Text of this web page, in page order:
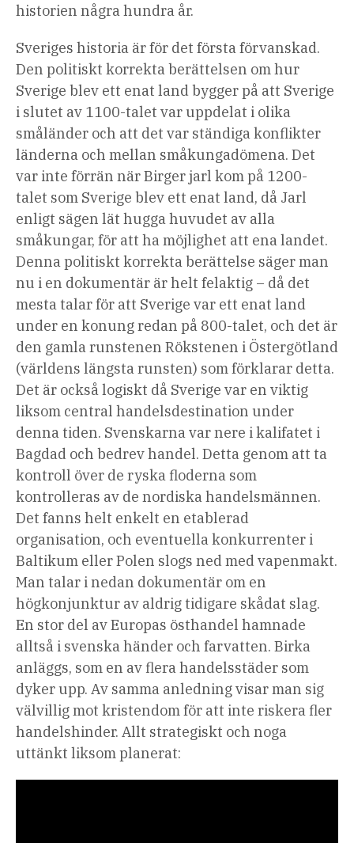
historien några hundra år.
Sveriges historia är för det första förvanskad.
Den politiskt korrekta berättelsen om hur
Sverige blev ett enat land bygger på att Sverige
i slutet av 1100-talet var uppdelat i olika
småländer och att det var ständiga konflikter
länderna och mellan småkungadömena. Det
var inte förrän när Birger jarl kom på 1200-
talet som Sverige blev ett enat land, då Jarl
enligt sägen lät hugga huvudet av alla
småkungar, för att ha möjlighet att ena landet.
Denna politiskt korrekta berättelse säger man
nu i en dokumentär är helt felaktig – då det
mesta talar för att Sverige var ett enat land
under en konung redan på 800-talet, och det är
den gamla runstenen Rökstenen i Östergötland
(världens längsta runsten) som förklarar detta.
Det är också logiskt då Sverige var en viktig
liksom central handelsdestination under
denna tiden. Svenskarna var nere i kalifatet i
Bagdad och bedrev handel. Detta genom att ta
kontroll över de ryska floderna som
kontrolleras av de nordiska handelsmännen.
Det fanns helt enkelt en etablerad
organisation, och eventuella konkurrenter i
Baltikum eller Polen slogs ned med vapenmakt.
Man talar i nedan dokumentär om en
högkonjunktur av aldrig tidigare skådat slag.
En stor del av Europas östhandel hamnade
alltså i svenska händer och farvatten. Birka
anläggs, som en av flera handelsstäder som
dyker upp. Av samma anledning visar man sig
välvillig mot kristendom för att inte riskera fler
handelshinder. Allt strategiskt och noga
uttänkt liksom planerat: